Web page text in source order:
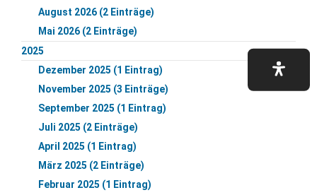
August 2026 (2 Einträge)
Mai 2026 (2 Einträge)
2025
Dezember 2025 (1 Eintrag)
November 2025 (3 Einträge)
September 2025 (1 Eintrag)
Juli 2025 (2 Einträge)
April 2025 (1 Eintrag)
März 2025 (2 Einträge)
Februar 2025 (1 Eintrag)